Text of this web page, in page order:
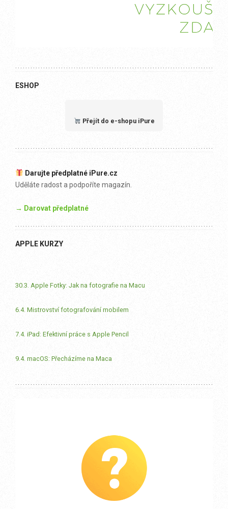
ESHOP
Přejít do e-shopu iPure
Darujte předplatné iPure.cz
Uděláte radost a podpoříte magazín.
→ Darovat předplatné
APPLE KURZY
30.3. Apple Fotky: Jak na fotografie na Macu
6.4. Mistrovství fotografování mobilem
7.4. iPad: Efektivní práce s Apple Pencil
9.4. macOS: Přecházíme na Maca